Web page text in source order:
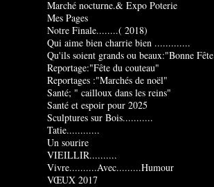
Marché nocturne.& Expo Poterie
Mes Pages
Notre Finale........( 2018)
Qui aime bien charrie bien .............
Qu'ils soient grands ou beaux:"Bonne
Reportage:"Fête du couteau"
Reportages :"Marchés de noël"
Santé; " cailloux dans les reins"
Santé et espoir pour 2025
Sculptures sur Bois...........
Tatie............
Un sourire
VIEILLIR..........
Vivre..........Avec.........Humour
VŒUX 2017